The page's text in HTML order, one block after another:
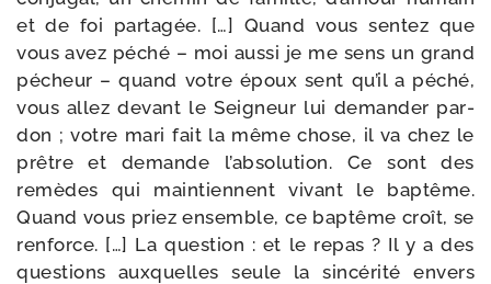
et de foi par­ta­gée. […] Quand vous sen­tez que
vous avez péché – moi aus­si je me sens un grand
pécheur – quand votre époux sent qu’il a péché,
vous allez devant le Seigneur lui deman­der par­
don ; votre mari fait la même chose, il va chez le
prêtre et demande l’absolution. Ce sont des
remèdes qui main­tiennent vivant le bap­tême.
Quand vous priez ensemble, ce bap­tême croît, se
ren­force. […] La ques­tion : et le repas ? Il y a des
ques­tions aux­quelles seule la sin­cé­ri­té envers